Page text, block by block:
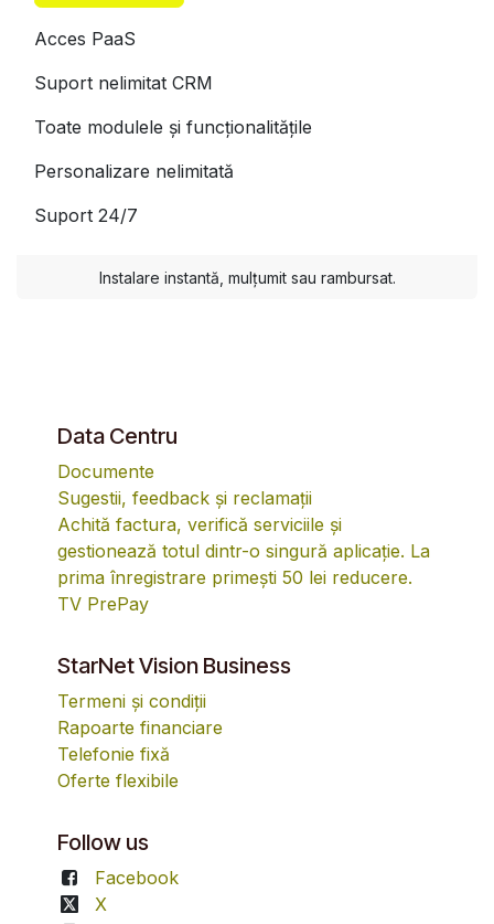
Acces PaaS
Suport nelimitat CRM
Toate modulele și funcționalitățile
Personalizare nelimitată
Suport 24/7
Instalare instantă, mulțumit sau rambursat.
Data Centru
Documente
Sugestii, feedback și reclamații
Achită factura, verifică serviciile și
gestionează totul dintr-o singură aplicație. La
prima înregistrare primești 50 lei reducere.
TV PrePay
StarNet Vision Business
Termeni și condiții
Rapoarte financiare
Telefonie fixă
Oferte flexibile
Follow us
Facebook
X